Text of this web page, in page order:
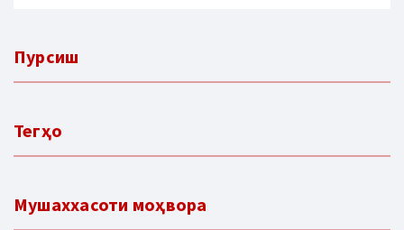
Пурсиш
Тегҳо
Мушаххасоти моҳвора